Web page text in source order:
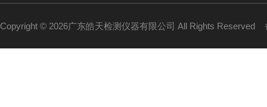
Copyright © 2026广东皓天检测仪器有限公司 All Rights Reserved